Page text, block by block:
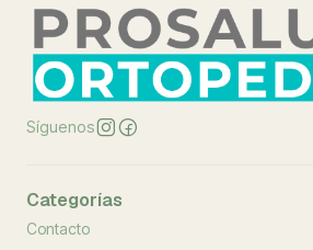
Síguenos
Categorías
Contacto